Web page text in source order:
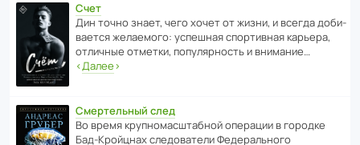
Счет
Дин точно знает, чего хочет от жизни, и всегда доби­
ва­ется жела­е­мого: успе­шная спор­ти­вная карьера,
отли­чные отметки, попу­ля­р­ность и внимание…
‹Далее›
Смертельный след
Во время круп­но­мас­ш­та­бной операции в городке
Бад‑Крой­цнах следо­ва­тели Феде­раль­ного